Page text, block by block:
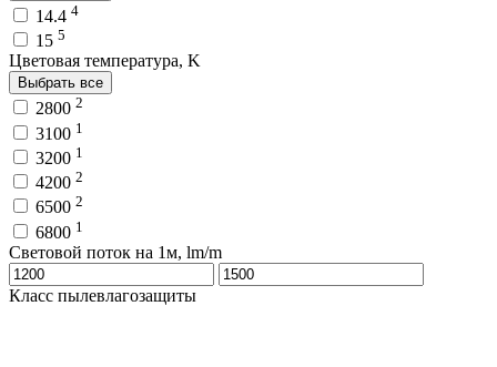
14.4 4
15 5
Цветовая температура, K
Выбрать все
2800 2
3100 1
3200 1
4200 2
6500 2
6800 1
Световой поток на 1м, lm/m
Класс пылевлагозащиты